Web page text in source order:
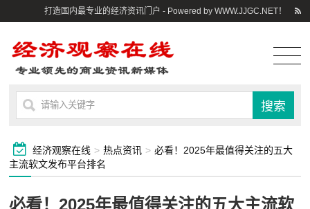
打造国内最专业的经济资讯门户 - Powered by WWW.JJGC.NET！
经济观察在线 > 热点资讯 > 必看！2025年最值得关注的五大
主流软文发布平台排名
必看！2025年最值得关注的五大主流软